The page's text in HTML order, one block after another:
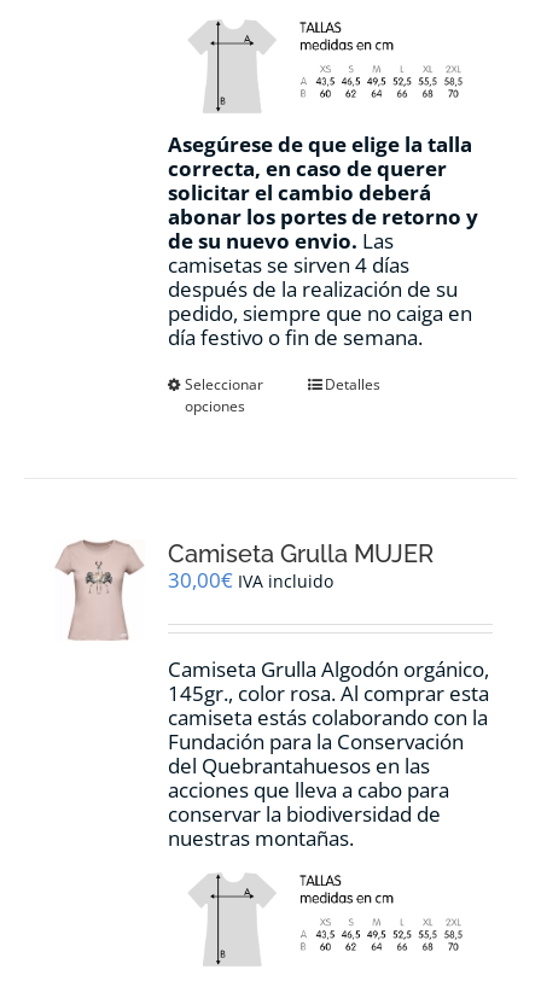
Asegúrese de que elige la talla
correcta, en caso de querer
solicitar el cambio deberá
abonar los portes de retorno y
de su nuevo envio. Las
camisetas se sirven 4 días
después de la realización de su
pedido, siempre que no caiga en
día festivo o fin de semana.
Seleccionar
opciones
Este
se
pueden
en
página
de
producto
Detalles
Camiseta Grulla MUJER
30,00€ IVA incluido
Camiseta Grulla Algodón orgánico,
145gr., color rosa. Al comprar esta
camiseta estás colaborando con la
Fundación para la Conservación
del Quebrantahuesos en las
acciones que lleva a cabo para
conservar la biodiversidad de
nuestras montañas.